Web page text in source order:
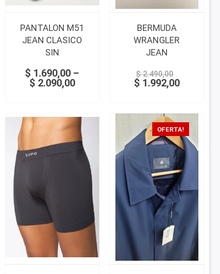
PANTALON M51
JEAN CLASICO
SIN
$ 1.690,00 –
$ 2.090,00
BERMUDA
WRANGLER
JEAN
$2.490,00
$ 1.992,00
OFERTA!